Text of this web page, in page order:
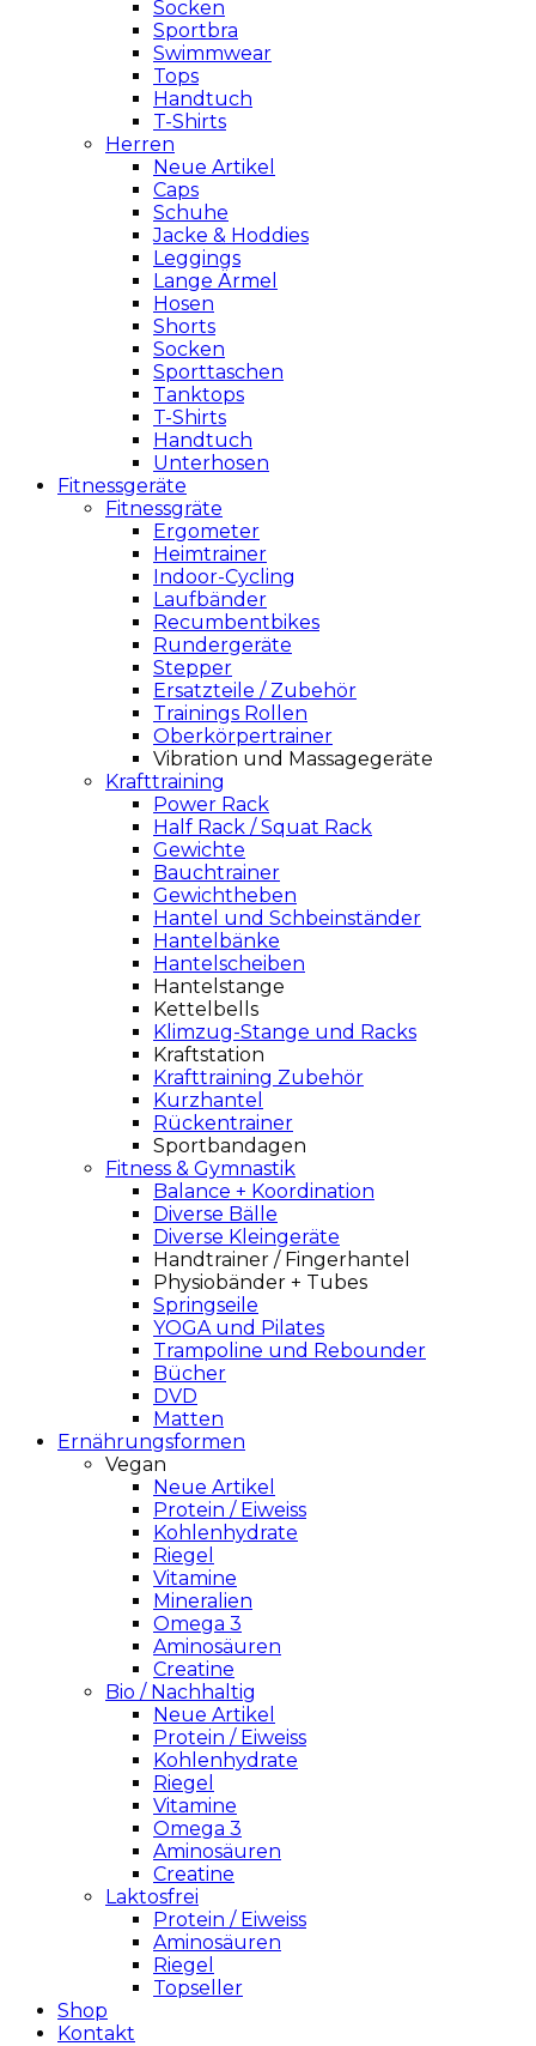
Socken
Sportbra
Swimmwear
Tops
Handtuch
T-Shirts
Herren
Neue Artikel
Caps
Schuhe
Jacke & Hoddies
Leggings
Lange Ärmel
Hosen
Shorts
Socken
Sporttaschen
Tanktops
T-Shirts
Handtuch
Unterhosen
Fitnessgeräte
Fitnessgräte
Ergometer
Heimtrainer
Indoor-Cycling
Laufbänder
Recumbentbikes
Rundergeräte
Stepper
Ersatzteile / Zubehör
Trainings Rollen
Oberkörpertrainer
Vibration und Massagegeräte
Krafttraining
Power Rack
Half Rack / Squat Rack
Gewichte
Bauchtrainer
Gewichtheben
Hantel und Schbeinständer
Hantelbänke
Hantelscheiben
Hantelstange
Kettelbells
Klimzug-Stange und Racks
Kraftstation
Krafttraining Zubehör
Kurzhantel
Rückentrainer
Sportbandagen
Fitness & Gymnastik
Balance + Koordination
Diverse Bälle
Diverse Kleingeräte
Handtrainer / Fingerhantel
Physiobänder + Tubes
Springseile
YOGA und Pilates
Trampoline und Rebounder
Bücher
DVD
Matten
Ernährungsformen
Vegan
Neue Artikel
Protein / Eiweiss
Kohlenhydrate
Riegel
Vitamine
Mineralien
Omega 3
Aminosäuren
Creatine
Bio / Nachhaltig
Neue Artikel
Protein / Eiweiss
Kohlenhydrate
Riegel
Vitamine
Omega 3
Aminosäuren
Creatine
Laktosfrei
Protein / Eiweiss
Aminosäuren
Riegel
Topseller
Shop
Kontakt